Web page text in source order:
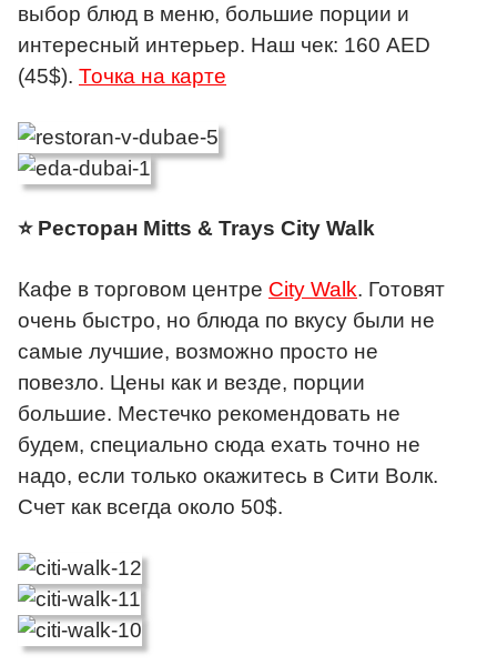
выбор блюд в меню, большие порции и
интересный интерьер. Наш чек: 160 AED
(45$). Точка на карте
⭐ Ресторан Mitts & Trays City Walk
Кафе в торговом центре City Walk. Готовят
очень быстро, но блюда по вкусу были не
самые лучшие, возможно просто не
повезло. Цены как и везде, порции
большие. Местечко рекомендовать не
будем, специально сюда ехать точно не
надо, если только окажитесь в Сити Волк.
Счет как всегда около 50$.